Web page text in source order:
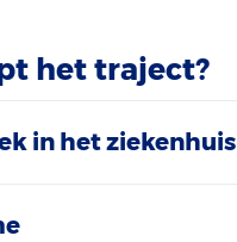
het traject?
in het ziekenhuis